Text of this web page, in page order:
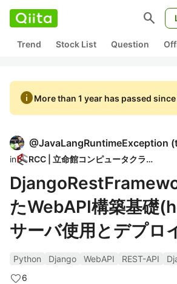
search
Trend Stock List Question
infoMore than 1 year has passed
@JavaLangRuntimeException (
in RCC | 立命館コンピュータクラブ
たWebAPI構築基礎
サーバ使用とデプロ
Python Django WebAPI REST-API
6